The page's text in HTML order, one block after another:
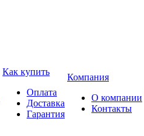
Как купить
Оплата
Доставка
Гарантия
Компания
О компании
Контакты